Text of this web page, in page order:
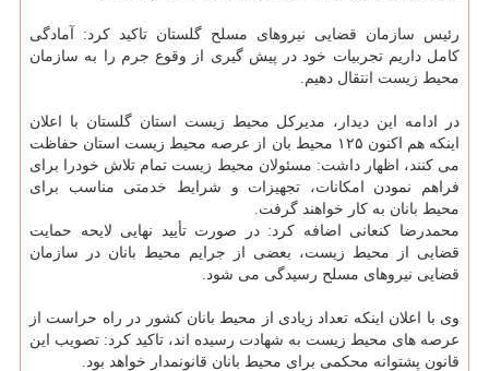
رئیس سازمان قضایی نیروهای مسلح گلستان تاکید کرد: آمادگی
کامل داریم تجربیات خود در پیش گیری از وقوع جرم را به سازمان
محیط زیست انتقال دهیم.
در ادامه این دیدار، مدیرکل محیط زیست استان گلستان با اعلان
اینکه هم اکنون ۱۲۵ محیط بان از عرصه محیط زیست استان حفاظت
می کنند، اظهار داشت: مسئولان محیط زیست تمام تلاش خودرا برای
فراهم نمودن امکانات، تجهیزات و شرایط خدمتی مناسب برای
محیط بانان به کار خواهند گرفت.
محمدرضا کنعانی اضافه کرد: در صورت تأیید نهایی لایحه حمایت
قضایی از محیط زیست، بعضی از جرایم محیط بانان در سازمان
قضایی نیروهای مسلح رسیدگی می شود.
وی با اعلان اینکه تعداد زیادی از محیط بانان کشور در راه حراست از
عرصه های محیط زیست به شهادت رسیده اند، تاکید کرد: تصویب این
قانون پشتوانه محکمی برای محیط بانان قانونمدار خواهد بود.